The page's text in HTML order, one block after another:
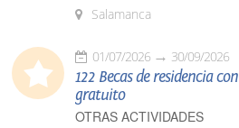
Salamanca
01/07/2026 30/09/2026
122 Becas de residencia
gratuito
OTRAS ACTIVIDADES